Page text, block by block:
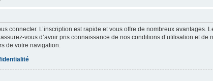
connecter. L’inscription est rapide et vous offre de nombreux
vous d’avoir pris connaissance de nos conditions d’utilisation et
de votre navigation.